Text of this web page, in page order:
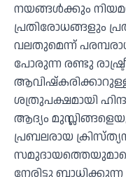
നയങ്ങൾക്കും
പ്രതിരോധങ്ങളും
വലതുമെന്ന്
പോരുന്ന രണ്ടു
ശത്രുപക്ഷമായി
ആദ്യം
പ്രബലരായ
നേരിട്ടു